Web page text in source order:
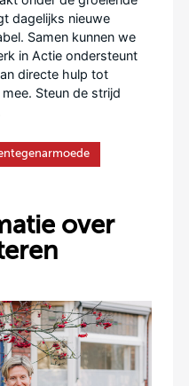
dagelijks nieuwe
Samen kunnen we
in Actie ondersteunt
directe hulp tot
Steun de strijd
over